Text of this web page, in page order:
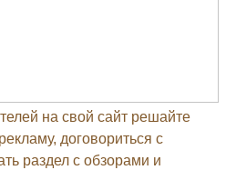
на свой сайт решайте
договориться с
раздел с обзорами и